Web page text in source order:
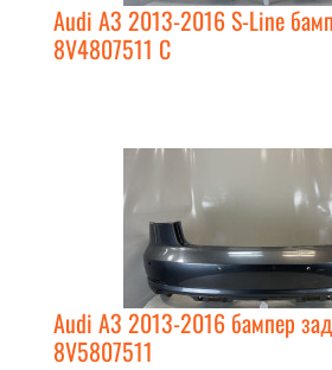
Audi A3 2013-2016 S-Line
8V4807511 C
Audi A3 2013-2016 бампер
8V5807511